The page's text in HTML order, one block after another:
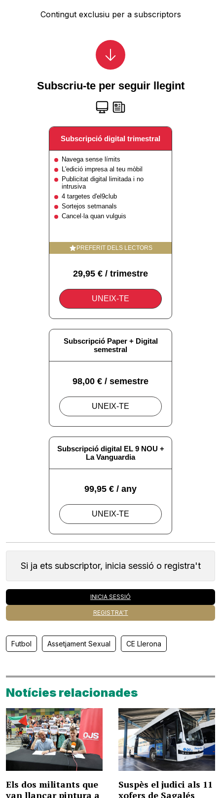
Contingut exclusiu per a subscriptors
Si ja ets subscriptor, inicia sessió o registra't
INICIA SESSIÓ
REGISTRA'T
Futbol Assetjament Sexual CE Llerona
Notícies relacionades
Els dos militants que
van llançar pintura a
Suspès el judici als 11
xofers de Sagalés